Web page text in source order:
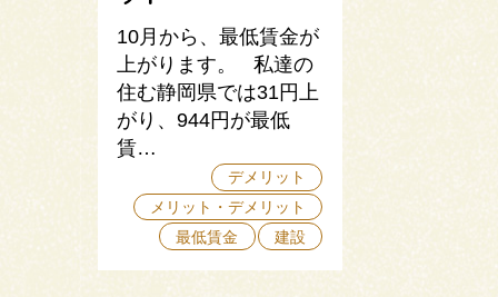
10月から、最低賃金が
上がります。 私達の
住む静岡県では31円上
がり、944円が最低
賃…
デメリット
メリット・デメリット
最低賃金
建設